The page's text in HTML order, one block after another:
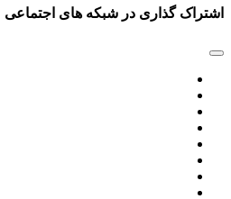
اشتراک گذاری در شبکه های اجتماعی